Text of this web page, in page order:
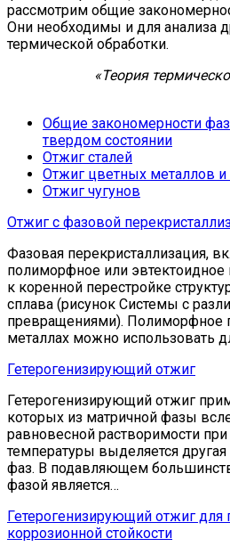
рассмотрим общие
Они необходимы и для анализа
термической обработки.
«Теория
Общие закономерности
твердом состоянии
Отжиг сталей
Отжиг цветных металлов и
Отжиг чугунов
Отжиг с фазовой
Фазовая перекристаллизация,
полиморфное или
к коренной перестройке
сплава (рисунок Системы с
превращениями). Полиморфное
металлах можно использовать
Гетерогенизирующий отжиг
Гетерогенизирующий отжиг
которых из матричной фазы
равновесной растворимости
температуры выделяется
фаз. В подавляющем
фазой является…
Гетерогенизирующий отжиг
коррозионной стойкости